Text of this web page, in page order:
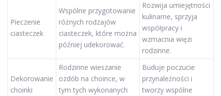
Pieczenie
ciasteczek
Wspólne przygotowanie
różnych rodzajów
ciasteczek, które można
później udekorować.
Rozwija umiejętności
kulinarne, sprzyja
współpracy i
wzmacnia więzi
rodzinne.
Dekorowanie
choinki
Rodzinne wieszanie
ozdób na choince, w
tym tych wykonanych
Buduje poczucie
przynależności i
tworzy wspólne